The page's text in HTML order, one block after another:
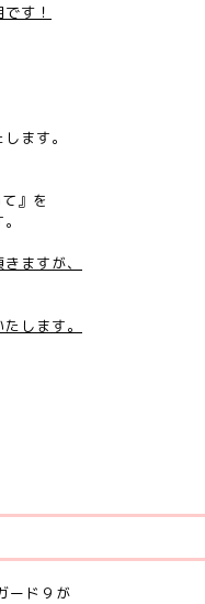
す！
ます。
』を
ますが、
します。
ード９が